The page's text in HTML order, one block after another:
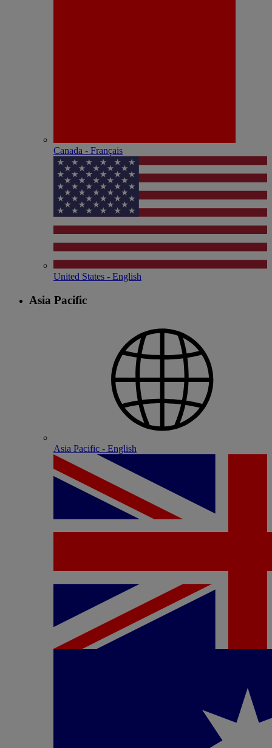
Canada - Français
United States - English
Asia Pacific
Asia Pacific - English